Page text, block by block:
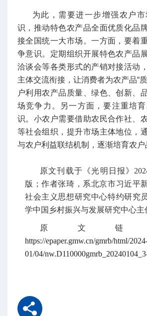
为此，需要进一步增强农户
识，推动特色农产品全面优质化品
接全国统一大市场。一方面，要着
争意识。定期组织开展特色农产品
洽谈会等各类形式的产销对接活动
主体交流衔接，让消费者为农产品“
户利用农产品质量、绿色、创新、
场竞争力。另一方面，要注重培
识。小农户需要借助农民合作社、
等社会组织，提升市场主体地位，
与农户利益联结机制，逐渐培育农户
原文刊载于《光明日报》
版；作者张琦 ，系北京市习近平
社会主义思想研究中心特约研究
学中国乡村振兴与发展研究中心主
原文链
https://epaper.gmw.cn/gmrb/html/
01/04/